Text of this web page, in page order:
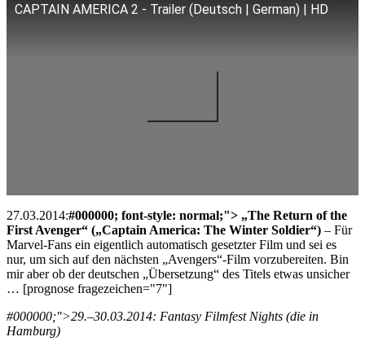
CAPTAIN AMERICA 2 - Trailer (Deutsch | German) | HD
27.03.2014:#000000; font-style: normal;"> „The Return of the
First Avenger“ („Captain America: The Winter Soldier“) – Für
Marvel-Fans ein eigentlich automatisch gesetzter Film und sei es
nur, um sich auf den nächsten „Avengers“-Film vorzubereiten. Bin
mir aber ob der deutschen „Übersetzung“ des Titels etwas unsicher
… [prognose fragezeichen="7"]
#000000;">29.–30.03.2014: Fantasy Filmfest Nights (die in
Hamburg)